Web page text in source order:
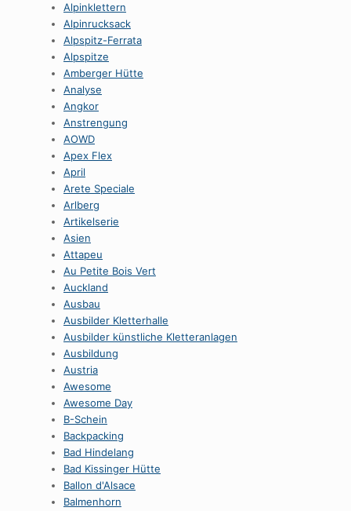
Alpinklettern
Alpinrucksack
Alpspitz-Ferrata
Alpspitze
Amberger Hütte
Analyse
Angkor
Anstrengung
AOWD
Apex Flex
April
Arete Speciale
Arlberg
Artikelserie
Asien
Attapeu
Au Petite Bois Vert
Auckland
Ausbau
Ausbilder Kletterhalle
Ausbilder künstliche Kletteranlagen
Ausbildung
Austria
Awesome
Awesome Day
B-Schein
Backpacking
Bad Hindelang
Bad Kissinger Hütte
Ballon d'Alsace
Balmenhorn